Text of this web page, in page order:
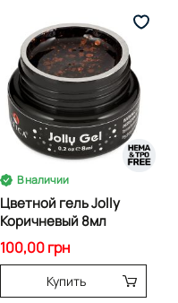
В наличии
Цветной гель Jolly
Коричневый 8мл
100,00 грн
Купить